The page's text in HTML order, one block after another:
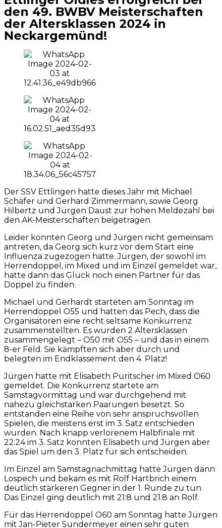
den 49. BWBV Meisterschaften
der Altersklassen 2024 in
Neckargemünd!
Der SSV Ettlingen hatte dieses Jahr mit Michael
Schäfer und Gerhard Zimmermann, sowie Georg
Hilbertz und Jürgen Daust zur hohen Meldezahl bei
den AK-Meisterschaften beigetragen.
Leider konnten Georg und Jürgen nicht gemeinsam
antreten, da Georg sich kurz vor dem Start eine
Influenza zugezogen hatte. Jürgen, der sowohl im
Herrendoppel, im Mixed und im Einzel gemeldet war,
hatte dann das Glück noch einen Partner für das
Doppel zu finden.
Michael und Gerhardt starteten am Sonntag im
Herrendoppel O55 und hatten das Pech, dass die
Organisatoren eine recht seltsame Konkurrenz
zusammenstellten. Es wurden 2 Altersklassen
zusammengelegt – O50 mit O55 – und das in einem
8-er Feld. Sie kämpften sich aber durch und
belegten im Endklassement den 4. Platz!
Jürgen hatte mit Elisabeth Puritscher im Mixed O60
gemeldet. Die Konkurrenz startete am
Samstagvormittag und war durchgehend mit
nahezu gleichstarken Paarungen besetzt. So
entstanden eine Reihe von sehr anspruchsvollen
Spielen, die meistens erst im 3. Satz entschieden
wurden. Nach knapp verlorenem Halbfinale mit
22:24 im 3. Satz konnten Elisabeth und Jürgen aber
das Spiel um den 3. Platz für sich entscheiden.
Im Einzel am Samstagnachmittag hatte Jürgen dann
Lospech und bekam es mit Rolf Hartbrich einem
deutlich stärkeren Gegner in der 1. Runde zu tun.
Das Einzel ging deutlich mit 21:8 und 21:8 an Rolf.
Für das Herrendoppel O60 am Sonntag hatte Jürgen
mit Jan-Pieter Sundermeyer einen sehr guten